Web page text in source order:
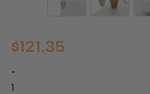
$121.35
-
Blóm